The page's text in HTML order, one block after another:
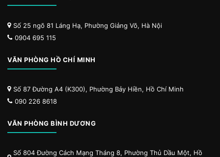
Số 25 ngõ 81 Láng Hạ, Phường Giảng Võ, Hà Nội
0904 695 115
VĂN PHÒNG HỒ CHÍ MINH
Số 87 Đường A4 (K300), Phường Bảy Hiền, Hồ Chí Minh
090 226 8618
VĂN PHÒNG BÌNH DƯƠNG
Số 804 Đường Cách Mạng Tháng 8, Phường Thủ Dầu Một, Hồ